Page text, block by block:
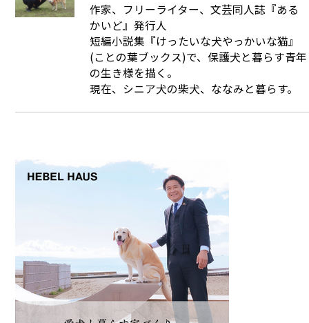
作家、フリーライター、文芸同人誌『ある
かいど』発行人
短編小説集『けったいな犬やっかいな猫』
(ことの葉ブックス)で、保護犬と暮らす青年
の生き様を描く。
現在、シニア犬の柴犬、ななみと暮らす。